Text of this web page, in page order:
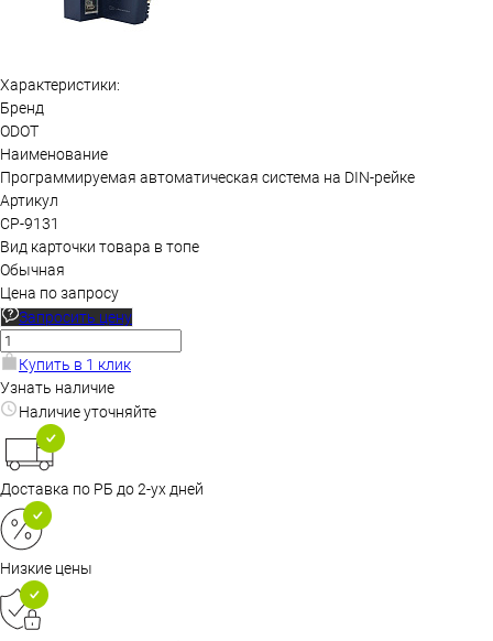
Характеристики:
Бренд
ODOT
Наименование
Программируемая автоматическая система на DIN-рейке
Артикул
CP-9131
Вид карточки товара в топе
Обычная
Цена по запросу
Запросить цену
Купить в 1 клик
Узнать наличие
Наличие уточняйте
Доставка по РБ до 2-ух дней
Низкие цены